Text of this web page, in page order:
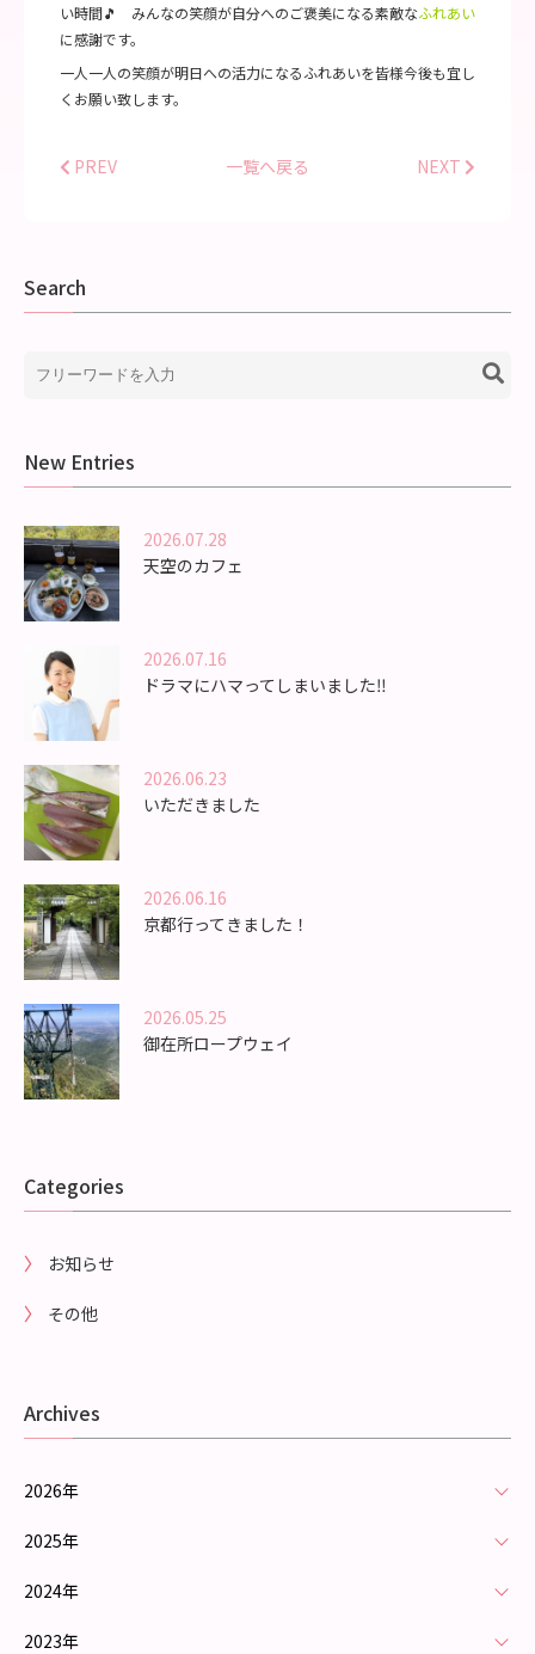
い時間🎵 みんなの笑顔が自分へのご褒美になる素敵なふれあい
に感謝です。
一人一人の笑顔が明日への活力になるふれあいを皆様今後も宜し
くお願い致します。
PREV 一覧へ戻る NEXT
Search
New Entries
2026.07.28
天空のカフェ
2026.07.16
ドラマにハマってしまいました‼️
2026.06.23
いただきました
2026.06.16
京都行ってきました！
2026.05.25
御在所ロープウェイ
Categories
お知らせ
その他
Archives
2026年
2025年
2024年
2023年